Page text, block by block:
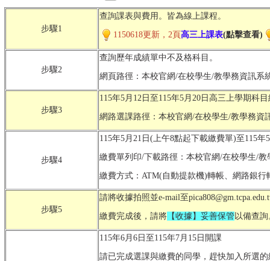
步驟1
查詢課表與費用。皆為線上課程。
1150618更新，2頁高三上課表(點擊查看)
步驟2
查詢歷年成績單中不及格科目。
網頁路徑：本校官網/在校學生/教學務資訊系
步驟3
115年5月12日至115年5月20日高三上學期科
網路選課路徑：本校官網/在校學生/教學務資
步驟4
115年5月21日(上午8點起下載繳費單)至115年
繳費單列印/下載路徑：本校官網/在校學生/教
繳費方式：ATM(自動提款機)轉帳、網路銀
步驟5
請將收據拍照並e-mail至
繳費完成後，請將 【收據】妥善保管 以備查詢
115年6月6日至115年7月15日開課
請已完成選課與繳費的同學，趕快加入所選